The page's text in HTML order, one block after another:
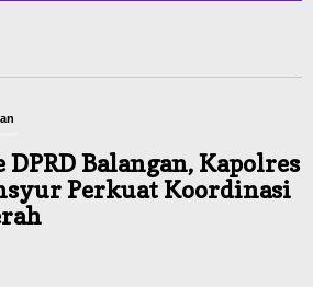
Balangan, Kapolres
Perkuat Koordinasi